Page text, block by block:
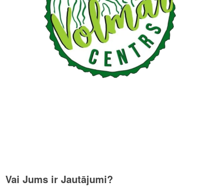
Vai Jums ir Jautājumi?